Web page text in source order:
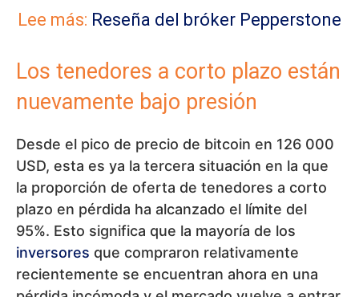
Lee más: Reseña del bróker Pepperstone
Los tenedores a corto plazo están
nuevamente bajo presión
Desde el pico de precio de bitcoin en 126 000
USD, esta es ya la tercera situación en la que
la proporción de oferta de tenedores a corto
plazo en pérdida ha alcanzado el límite del
95%. Esto significa que la mayoría de los
inversores que compraron relativamente
recientemente se encuentran ahora en una